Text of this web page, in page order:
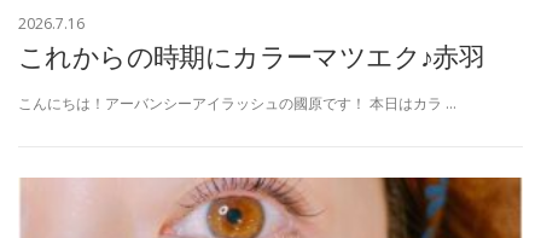
2026.7.16
これからの時期にカラーマツエク♪赤羽
こんにちは！アーバンシーアイラッシュの國原です！ 本日はカラ …